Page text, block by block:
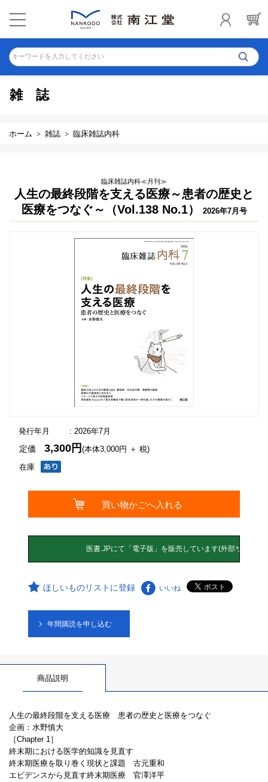
キーワードを入力してください
雑誌
ホーム 雑誌 臨床雑誌内科
臨床雑誌内科≪月刊≫
人生の最終段階を支える医療～患者の歴史と
医療をつなぐ～（Vol.138 No.1）
2026年7月号
発行年月 : 2026年7月
在庫
定価3,300円(本体3,000円 ＋ 税)
ほしいものリストに登録 いいね
年間購読を申し込む
商品説明
人生の最終段階を支える医療 患者の歴史と医療をつなぐ
企画：水野慎大
［Chapter 1］
終末期における医学的知識を見直す
終末期医療を取り巻く現状と課題 古元重和
エビデンスから見直す終末期医療 官澤洋平